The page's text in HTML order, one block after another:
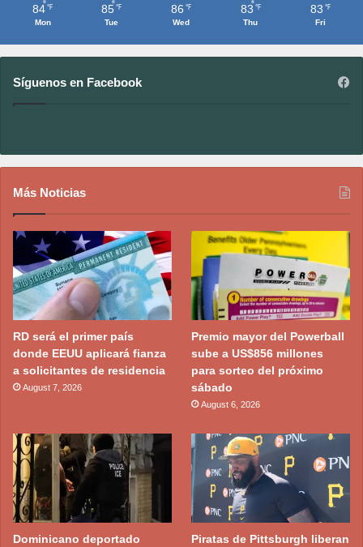
84 ℉
Mon
85 ℉
Tue
86 ℉
Wed
83 ℉
Thu
83 ℉
Fri
Síguenos en Facebook
Más Noticias
RD será el primer país
donde EEUU aplicará fianza
a solicitantes de residencia
August 7, 2026
Premio mayor del Powerball
sube a US$856 millones
para sorteo del próximo
sábado
August 6, 2026
Dominicano deportado
Piratas de Pittsburgh liberan